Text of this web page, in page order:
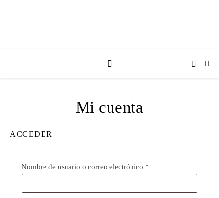
Mi cuenta
ACCEDER
Nombre de usuario o correo electrónico *